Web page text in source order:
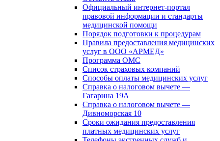
Официальный интернет-портал
правовой информации и стандарты
медицинской помощи
Порядок подготовки к процедурам
Правила предоставления медицинских
услуг в ООО «АРМЕД»
Программа ОМС
Список страховых компаний
Способы оплаты медицинских услуг
Справка о налоговом вычете —
Гагарина 19А
Справка о налоговом вычете —
Дивноморская 10
Сроки ожидания предоставления
платных медицинских услуг